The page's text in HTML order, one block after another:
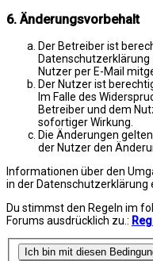
6. Änderungsvorbehalt
Der Betreiber ist
Datenschutzerklärung
Nutzer per E-Mail
Der Nutzer ist
Im Falle des
Betreiber und dem
sofortiger Wirkung.
Die Änderungen
der Nutzer den
Informationen über den
in der Datenschutzerklärung
Du stimmst den Regeln im
Forums ausdrücklich zu.: